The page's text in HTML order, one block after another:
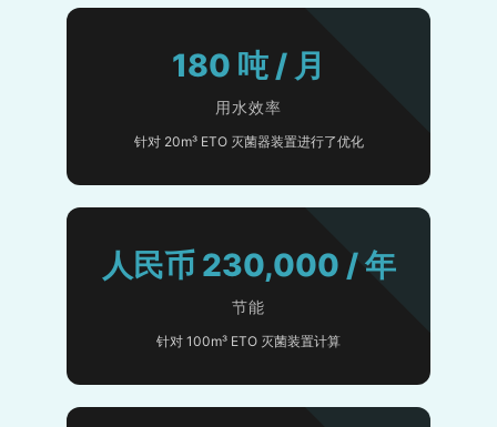
180 吨 / 月
用水效率
针对 20m³ ETO 灭菌器装置进行了优化
人民币 230,000 / 年
节能
针对 100m³ ETO 灭菌装置计算